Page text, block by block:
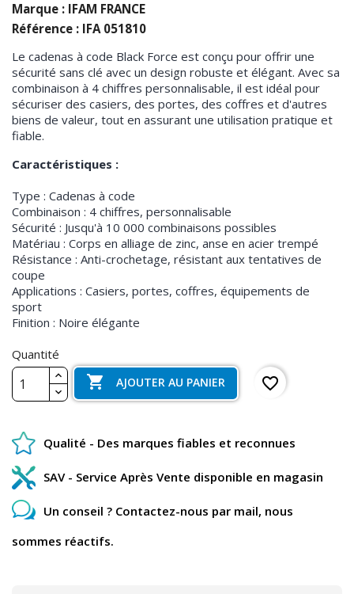
Marque : IFAM FRANCE
Référence : IFA 051810
Le cadenas à code Black Force est conçu pour offrir une
sécurité sans clé avec un design robuste et élégant. Avec sa
combinaison à 4 chiffres personnalisable, il est idéal pour
sécuriser des casiers, des portes, des coffres et d'autres
biens de valeur, tout en assurant une utilisation pratique et
fiable.
Caractéristiques :
Type : Cadenas à code
Combinaison : 4 chiffres, personnalisable
Sécurité : Jusqu'à 10 000 combinaisons possibles
Matériau : Corps en alliage de zinc, anse en acier trempé
Résistance : Anti-crochetage, résistant aux tentatives de
coupe
Applications : Casiers, portes, coffres, équipements de
sport
Finition : Noire élégante
Quantité
 AJOUTER AU PANIER favorite_border
Qualité - Des marques fiables et reconnues
SAV - Service Après Vente disponible en magasin
Un conseil ? Contactez-nous par mail, nous
sommes réactifs.